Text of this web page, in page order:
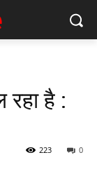
रहा है :
0
223